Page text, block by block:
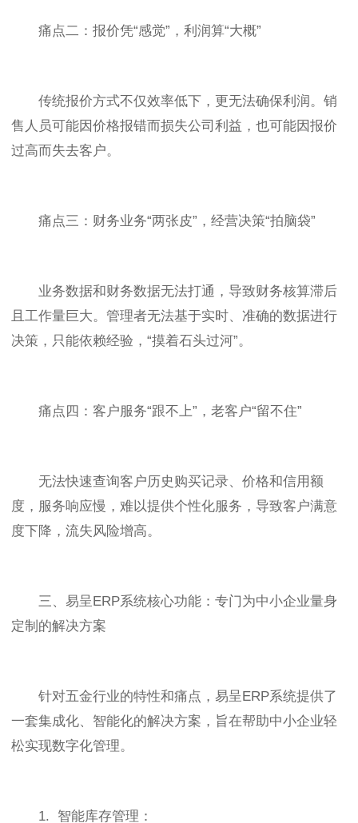
痛点二：报价凭“感觉”，利润算“大概”
传统报价方式不仅效率低下，更无法确保利润。销
售人员可能因价格报错而损失公司利益，也可能因报价
过高而失去客户。
痛点三：财务业务“两张皮”，经营决策“拍脑袋”
业务数据和财务数据无法打通，导致财务核算滞后
且工作量巨大。管理者无法基于实时、准确的数据进行
决策，只能依赖经验，“摸着石头过河”。
痛点四：客户服务“跟不上”，老客户“留不住”
无法快速查询客户历史购买记录、价格和信用额
度，服务响应慢，难以提供个性化服务，导致客户满意
度下降，流失风险增高。
三、易呈ERP系统核心功能：专门为中小企业量身
定制的解决方案
针对五金行业的特性和痛点，易呈ERP系统提供了
一套集成化、智能化的解决方案，旨在帮助中小企业轻
松实现数字化管理。
1. 智能库存管理：